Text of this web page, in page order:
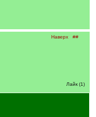
Наверх ##
Лайк (1)